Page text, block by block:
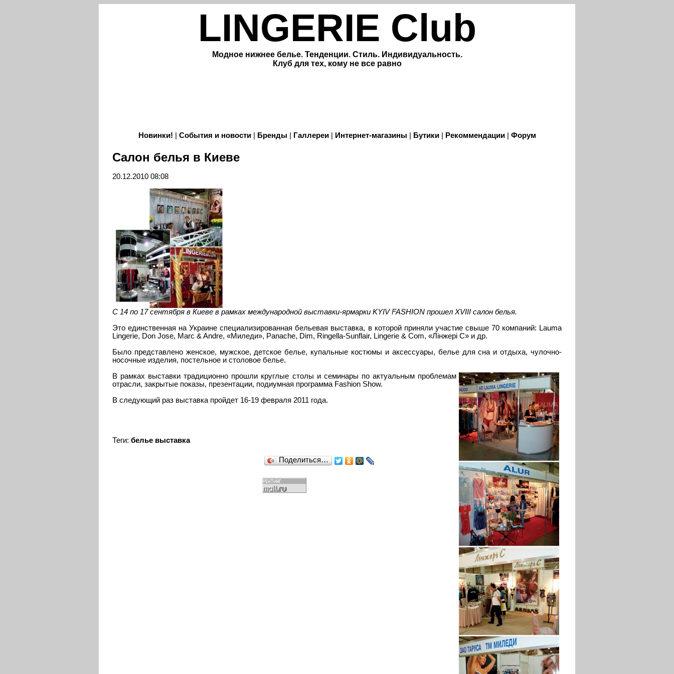
LINGERIE Club
Модное нижнее белье. Тенденции. Стиль. Индивидуальность.
Клуб для тех, кому не все равно
Новинки! События и новости| Бренды Галлереи| Интернет-магазины Бутики| Рекоммендации| Форум
Салон белья в Киеве
20.12.2010 08:08
С 14 по 17 сентября в Киеве в рамках международной выставки-ярмарки KYIV FASHION прошел XVIII салон белья.
Это единственная на Украине специализированная бельевая выставка, в которой приняли участие свыше 70 компаний: Lauma
Lingerie, Don Jose, Marc & Andre, «Миледи», Panache, Dim, Ringella-Sunflair, Lingerie & Com, «Лiнжерi C» и др.
Было представлено женское, мужское, детское белье, купальные костюмы и аксессуары, белье для сна и отдыха, чулочно-
носочные изделия, постельное и столовое белье.
В рамках выставки традиционно прошли круглые столы и семинары по актуальным проблемам
отрасли, закрытые показы, презентации, подиумная программа Fashion Show.
В следующий раз выставка пройдет 16-19 февраля 2011 года.
Теги: белье выставка
Поделиться…